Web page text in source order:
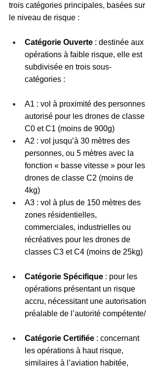
trois catégories principales, basées sur
le niveau de risque :
Catégorie Ouverte : destinée aux
opérations à faible risque, elle est
subdivisée en trois sous-
catégories :
A1 : vol à proximité des personnes
autorisé pour les drones de classe
C0 et C1 (moins de 900g)
A2 : vol jusqu’à 30 mètres des
personnes, ou 5 mètres avec la
fonction « basse vitesse » pour les
drones de classe C2 (moins de
4kg)
A3 : vol à plus de 150 mètres des
zones résidentielles,
commerciales, industrielles ou
récréatives pour les drones de
classes C3 et C4 (moins de 25kg)
Catégorie Spécifique : pour les
opérations présentant un risque
accru, nécessitant une autorisation
préalable de l’autorité compétente/
Catégorie Certifiée : concernant
les opérations à haut risque,
similaires à l’aviation habitée,